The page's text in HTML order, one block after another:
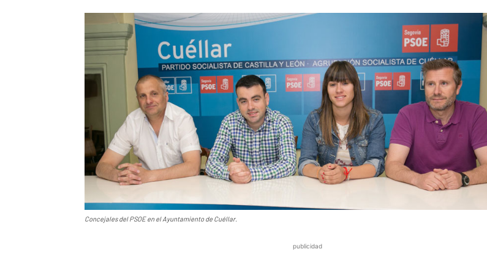
Concejales del PSOE en el Ayuntamiento de Cuéllar.
publicidad